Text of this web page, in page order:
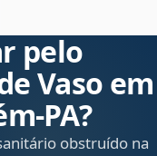
pelo
Vaso em
obstruído na